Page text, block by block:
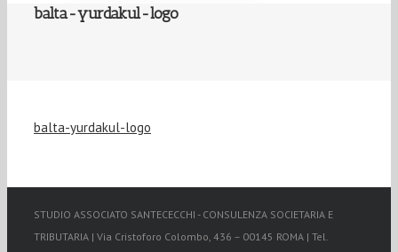
balta-yurdakul-logo
balta-yurdakul-logo
STUDIO ASSOCIATO SANTECECCHI - CONSULENZA SOCIETARIA E
TRIBUTARIA | Via Cristoforo Colombo, 436 – 00145 ROMA | Tel.